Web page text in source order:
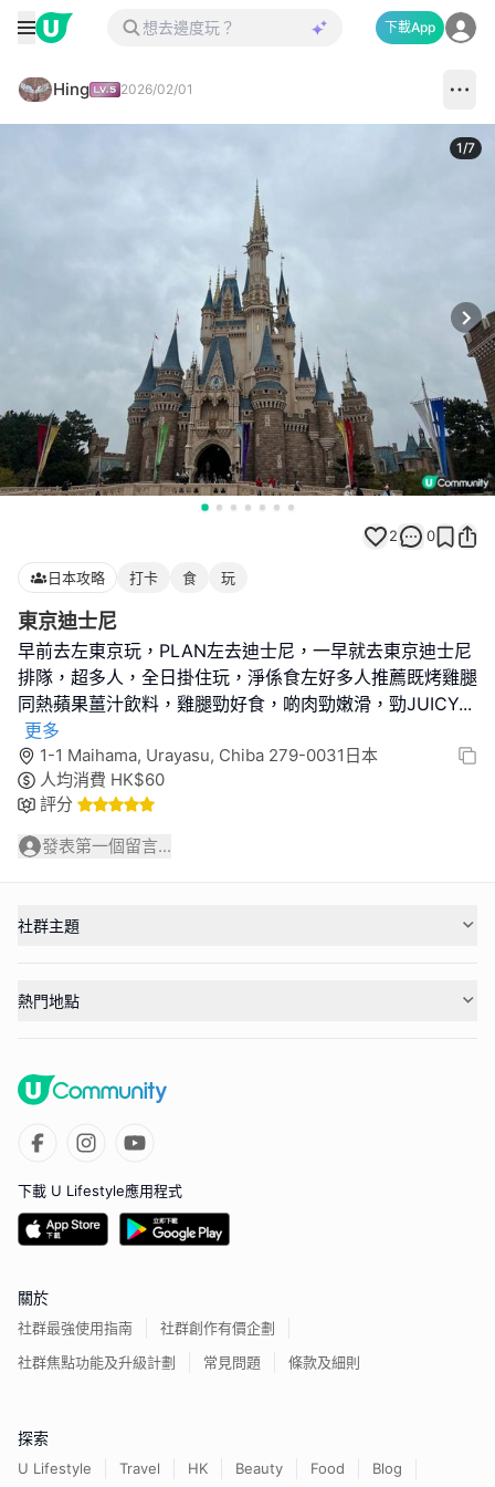
下載App
Hing 2026/02/01
1/7
2 0
日本攻略 打卡 食 玩
東京迪士尼
早前去左東京玩，PLAN左去迪士尼，一早就去東京迪士尼
排隊，超多人，全日掛住玩，淨係食左好多人推薦既烤雞腿
同熱蘋果薑汁飲料，雞腿勁好食，啲肉勁嫩滑，勁JUICY...
更多
1-1 Maihama, Urayasu, Chiba 279-0031日本
人均消費 HK$60
評分
發表第一個留言...
社群主題
熱門地點
下載 U Lifestyle應用程式
關於
社群最強使用指南
社群創作有價企劃
社群焦點功能及升級計劃
常見問題 條款及細則
探索
U Lifestyle Travel HK Beauty Food Blog